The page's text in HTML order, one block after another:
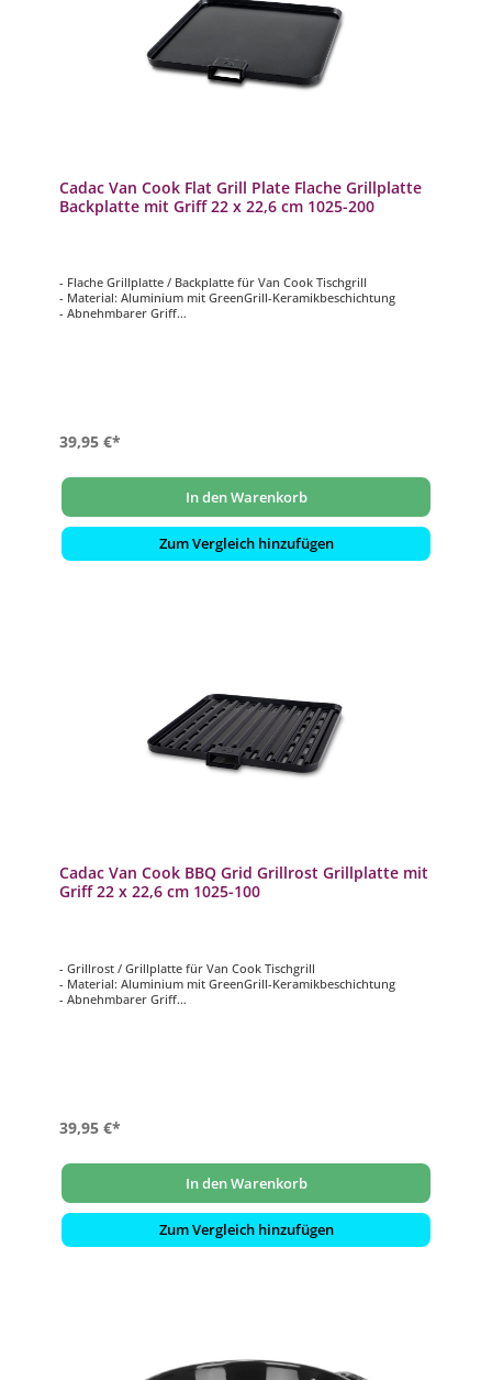
Cadac Van Cook Flat Grill Plate Flache Grillplatte
Backplatte mit Griff 22 x 22,6 cm 1025-200
- Flache Grillplatte / Backplatte für Van Cook Tischgrill
- Material: Aluminium mit GreenGrill-Keramikbeschichtung
- Abnehmbarer Griff
39,95 €*
In den Warenkorb
Zum Vergleich hinzufügen
Cadac Van Cook BBQ Grid Grillrost Grillplatte mit
Griff 22 x 22,6 cm 1025-100
- Grillrost / Grillplatte für Van Cook Tischgrill
- Material: Aluminium mit GreenGrill-Keramikbeschichtung
- Abnehmbarer Griff
39,95 €*
In den Warenkorb
Zum Vergleich hinzufügen